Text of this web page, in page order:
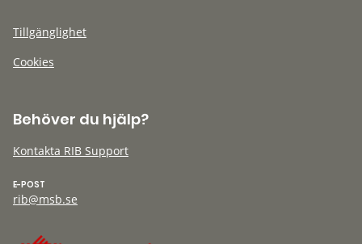
Tillgänglighet
Cookies
Behöver du hjälp?
Kontakta RIB Support
E-POST
rib@msb.se